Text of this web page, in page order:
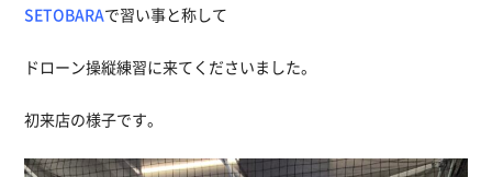
SETOBARAで習い事と称して
ドローン操縦練習に来てくださいました。
初来店の様子です。